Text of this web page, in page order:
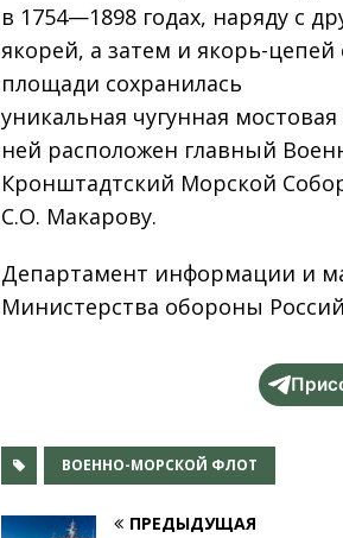
в 1754—1898 годах, наряду с
якорей, а затем и якорь-
площади сохранилась
уникальная чугунная
ней расположен главный
Кронштадтский Морской
С.О. Макарову.
Департамент информации и
Министерства обороны
ВОЕННО-МОРСКОЙ ФЛОТ
ПРЕДЫДУЩАЯ